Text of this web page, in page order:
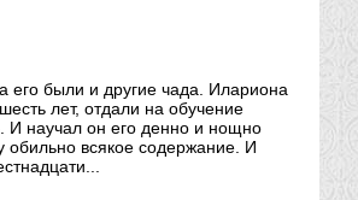
его были и другие чада. Илариона
лет, отдали на обучение
И научал он его денно и нощно
всякое содержание. И